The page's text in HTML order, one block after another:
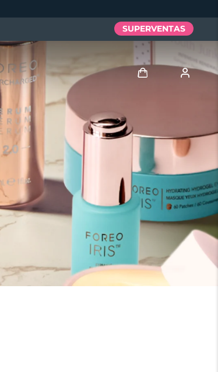
SUPERVENTAS
Perfil de usuario
Mis dispositivos
Mis pedidos
Mis direcciones
Mis suscripciones